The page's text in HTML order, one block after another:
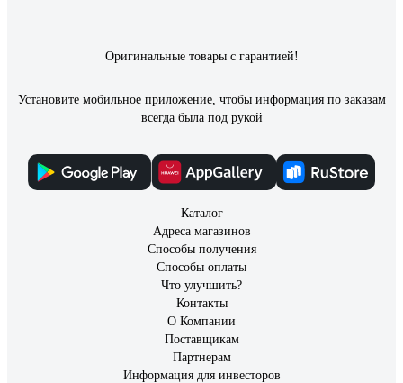
Оригинальные товары с гарантией!
Установите мобильное приложение, чтобы информация по заказам
всегда была под рукой
Каталог
Адреса магазинов
Способы получения
Способы оплаты
Что улучшить?
Контакты
О Компании
Поставщикам
Партнерам
Информация для инвесторов